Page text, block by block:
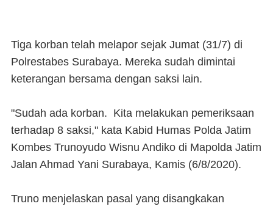
Tiga korban telah melapor sejak Jumat (31/7) di
Polrestabes Surabaya. Mereka sudah dimintai
keterangan bersama dengan saksi lain.
"Sudah ada korban. Kita melakukan pemeriksaan
terhadap 8 saksi," kata Kabid Humas Polda Jatim
Kombes Trunoyudo Wisnu Andiko di Mapolda Jatim
Jalan Ahmad Yani Surabaya, Kamis (6/8/2020).
Truno menjelaskan pasal yang disangkakan